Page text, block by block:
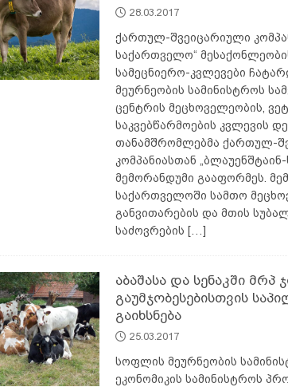
28.03.2017
ქართულ-შვეიცარიული
საქართველო“
სამეცნიერო-კვლევები
მეურნეობის სამინისტროს
ცენტრის მეცხოველეობის,
საკვებწარმოების კვლევის
თანამშრომლებმა ქართულ-
კომპანიასთან
მემორანდუმი გააფორმეს.
საქართველოში სამთო
განვითარების და მთის
საძოვრების […]
აბაშასა და სენაკში მრპ
გაუმჯობესებისთვის
გაიხსნება
25.03.2017
სოფლის მეურნეობის
ეკონომიკის სამინისტროს